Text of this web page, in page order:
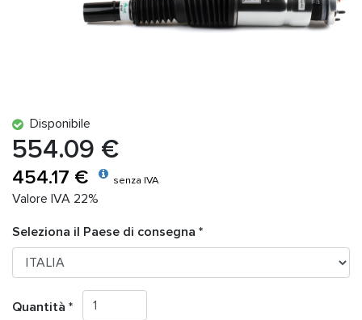
Disponibile
554.09 €
454.17 € senza IVA
Valore IVA 22%
Seleziona il Paese di consegna *
Quantità *